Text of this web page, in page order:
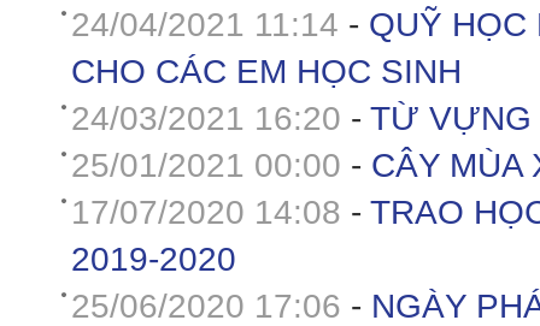
24/04/2021 11:14 - QUỸ HỌC
CHO CÁC EM HỌC SINH
24/03/2021 16:20 - TỪ VỰNG
25/01/2021 00:00 - CÂY MÙA
17/07/2020 14:08 - TRAO
2019-2020
25/06/2020 17:06 - NGÀY